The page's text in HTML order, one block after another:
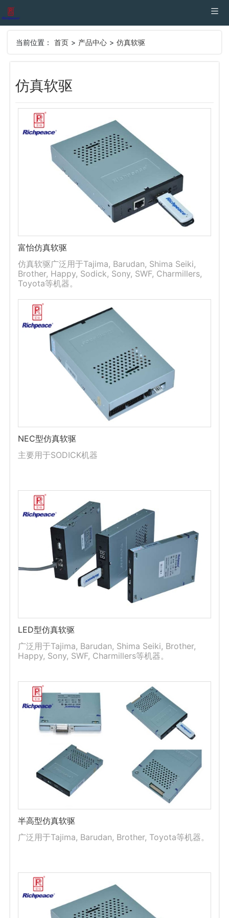
当前位置： 首页 > 产品中心 > 仿真软驱
仿真软驱
富怡仿真软驱
仿真软驱广泛用于Tajima, Barudan, Shima Seiki,
Brother, Happy, Sodick, Sony, SWF, Charmillers,
Toyota等机器。
NEC型仿真软驱
主要用于SODICK机器
LED型仿真软驱
广泛用于Tajima, Barudan, Shima Seiki, Brother,
Happy, Sony, SWF, Charmillers等机器。
半高型仿真软驱
广泛用于Tajima, Barudan, Brother, Toyota等机器。